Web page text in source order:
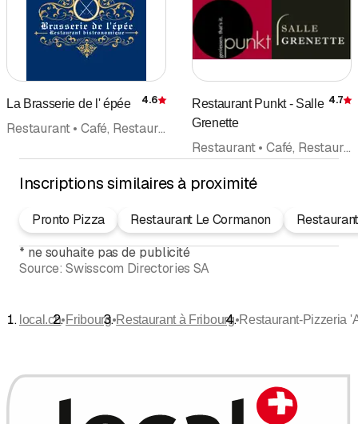
La Brasserie de l' épée Évaluation
4.6
Restaurant • Café, Restaurant • Prestations de Gastronomie • Brasserie • Cuisine suisse • Banquet • Organisation de fêtes • Mariage
Restaurant Punkt - Salle
Grenette
4.7
Restaurant • Café, Restaurant • Salle • Séminaire • Events • Banquet • Cuisine thaï
Inscriptions similaires à proximité
Pronto Pizza Restaurant Le Cormanon
*ne souhaite pas de publicité
Source: Swisscom Directories SA
local.ch•Fribourg•Restaurant à Fribourg•Restaurant-Pizzeria